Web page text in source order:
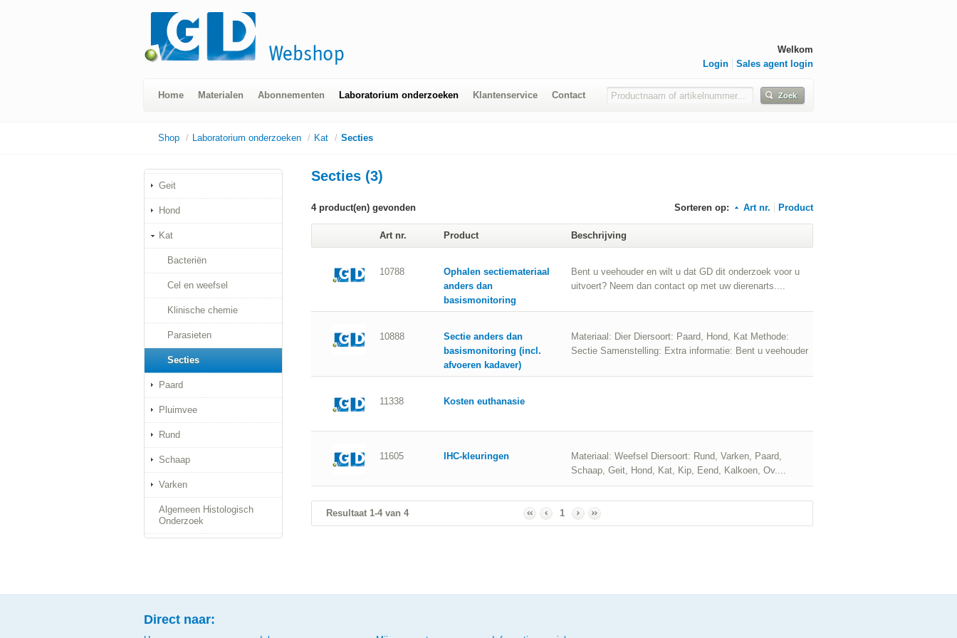
Welkom
Login
Sales agent login
Home Materialen Abonnementen Laboratorium onderzoeken Klantenservice Contact Zoek
Shop / Laboratorium onderzoeken / Kat / Secties
Geit
Hond
Kat
Bacteriën
Cel en weefsel
Klinische chemie
Parasieten
Secties
Paard
Pluimvee
Rund
Schaap
Varken
Algemeen Histologisch
Onderzoek
Secties (3)
4 product(en) gevonden Sorteren op: Art nr. Product
Art nr. Product Beschrijving
10788
Ophalen sectiemateriaal
anders dan
basismonitoring
Bent u veehouder en wilt u dat GD dit onderzoek voor u
uitvoert? Neem dan contact op met uw dierenarts....
10888
Sectie anders dan
basismonitoring (incl.
afvoeren kadaver)
Materiaal: Dier Diersoort: Paard, Hond, Kat Methode:
Sectie Samenstelling: Extra informatie: Bent u veehouder
11338 Kosten euthanasie
11605 IHC-kleuringen
Materiaal: Weefsel Diersoort: Rund, Varken, Paard,
Schaap, Geit, Hond, Kat, Kip, Eend, Kalkoen, Ov....
Resultaat 1-4 van 4 1
Direct naar: